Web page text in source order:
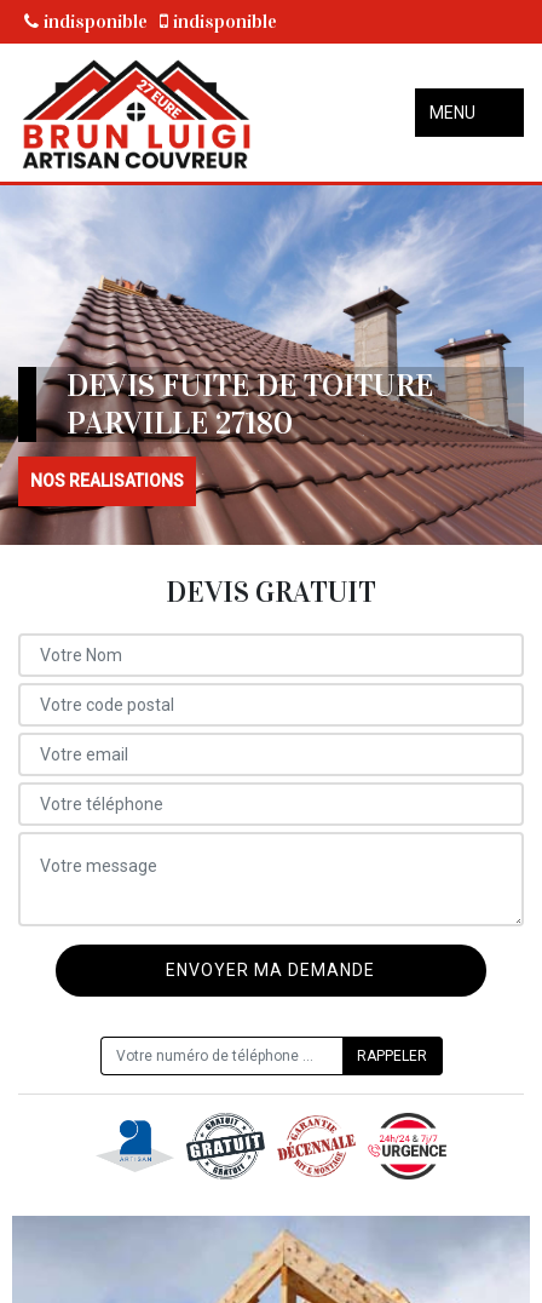
indisponible indisponible
MENU
DEVIS FUITE DE TOITURE
PARVILLE 27180
NOS REALISATIONS
DEVIS GRATUIT